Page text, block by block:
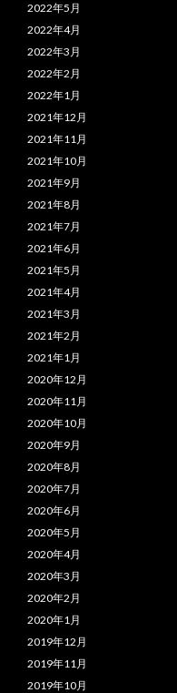
2022年5月
2022年4月
2022年3月
2022年2月
2022年1月
2021年12月
2021年11月
2021年10月
2021年9月
2021年8月
2021年7月
2021年6月
2021年5月
2021年4月
2021年3月
2021年2月
2021年1月
2020年12月
2020年11月
2020年10月
2020年9月
2020年8月
2020年7月
2020年6月
2020年5月
2020年4月
2020年3月
2020年2月
2020年1月
2019年12月
2019年11月
2019年10月